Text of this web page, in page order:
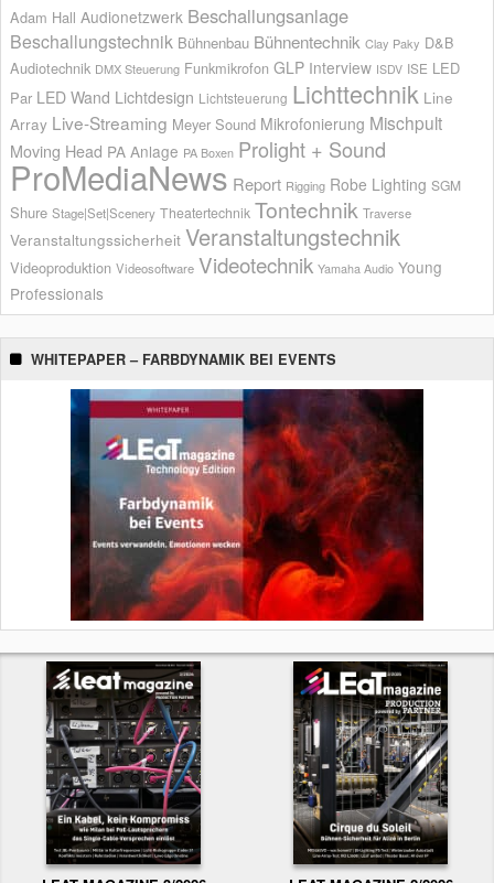
Adam Hall Audionetzwerk Beschallungsanlage
Beschallungstechnik Bühnenbau Bühnentechnik Clay Paky D&B
Audiotechnik DMX Steuerung Funkmikrofon GLP Interview ISDV ISE LED
Par LED Wand Lichtdesign Lichtsteuerung Lichttechnik Line
Array Live-Streaming Meyer Sound Mikrofonierung Mischpult
Moving Head PA Anlage PA Boxen Prolight + Sound
ProMediaNews Report Rigging Robe Lighting SGM
Shure Stage|Set|Scenery Theatertechnik Tontechnik Traverse
Veranstaltungssicherheit Veranstaltungstechnik
Videoproduktion Videosoftware Videotechnik Yamaha Audio Young
Professionals
WHITEPAPER – FARBDYNAMIK BEI EVENTS